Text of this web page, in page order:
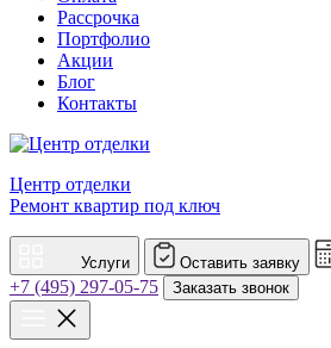
Рассрочка
Портфолио
Акции
Блог
Контакты
Центр отделки
Ремонт квартир под ключ
Услуги Оставить заявку
+7 (495) 297-05-75
Заказать звонок